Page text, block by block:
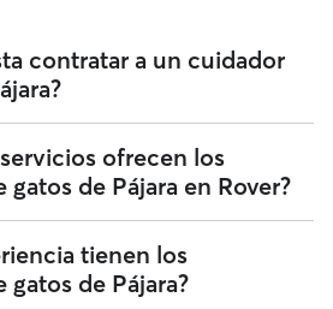
contratar a un cuidador
de Rover tienen plena libertad para
medio de un cuidador de gatos en
2026 fue de alrededor de 11 por
tarifas de servicio de Rover. La tarifa
de tu reserva para que se ajuste a tus
y las de tu gato.
ofrecen los
gatos de Pájara en Rover?
alguien que se pase y juegue, alimente
cuidadores de gatos de Pájara
cuidar de tu gato mientras estés
tienen los
gatos de Pájara?